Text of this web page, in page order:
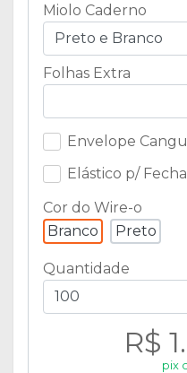
Miolo Caderno
Preto e Branco
Folhas Extra
Envelope
Elástico p/
Cor do Wire-o
Branco
Preto
Quantidade
100
R$
pix